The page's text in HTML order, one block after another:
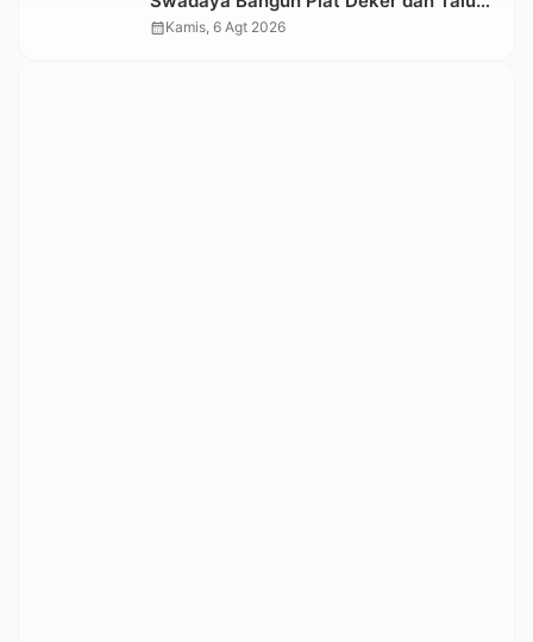
Jalan Penghubung Antar Lembang
calendar_monthKamis, 6 Agt 2026